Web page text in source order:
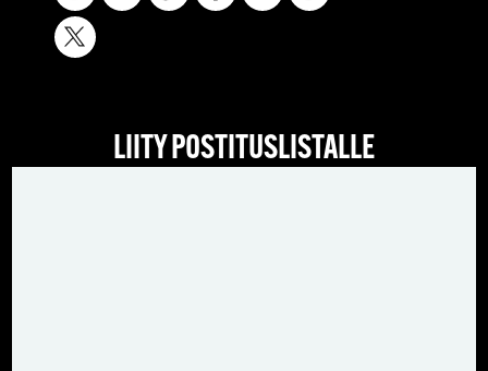
LIITY POSTITUSLISTALLE